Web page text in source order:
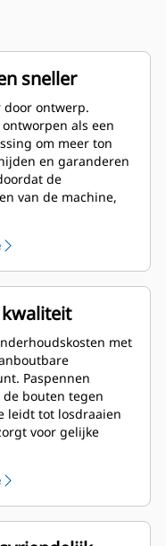
sneller
door ontwerp.
als een
om meer ton
en garanderen
de
van de machine,
kunnen
efficiënter en
van de messen
met dubbele
nauwkeurig in de
zonder de
met de
rotator van de
geoptimaliseerd
voor een
optimale
en optimaal
met
Paspennen
bouten tegen
leidt tot losdraaien
voor gelijke
in veeleisende
toepassingen. Grote
componenten zijn
veiligheidsfactor 4 :